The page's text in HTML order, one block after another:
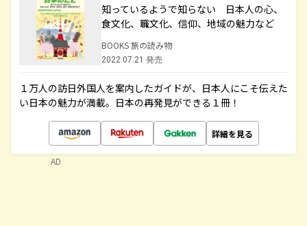
知っているようで知らない 日本人の心、
食文化、職文化、信仰、地域の魅力など
BOOKS 旅の読み物
2022.07.21 発売
１万人の訪日外国人を案内したガイドが、日本人にこそ伝えた
い日本の魅力が満載。日本の再発見ができる１冊！
詳細を見る
AD